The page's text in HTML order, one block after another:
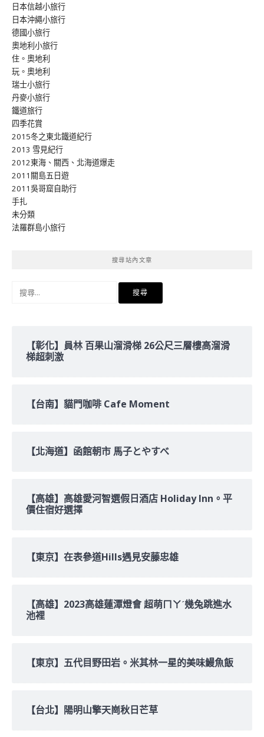
日本信越小旅行
日本沖繩小旅行
德國小旅行
奧地利小旅行
住。奧地利
玩。奧地利
瑞士小旅行
丹麥小旅行
鐵道旅行
四季花賞
2015冬之東北鐵道紀行
2013 雪見紀行
2012東海、關西、北海道爆走
2011關島五日遊
2011吳哥窟自助行
手扎
未分類
法羅群島小旅行
搜尋站內文章
【彰化】員林 百果山溜滑梯 26公尺三層樓高溜滑
梯超刺激
【台南】貓門咖啡 Cafe Moment
【北海道】函館朝市 馬子とやすべ
【高雄】高雄愛河智選假日酒店 Holiday Inn。平
價住宿好選擇
【東京】在表參道Hills遇見安藤忠雄
【高雄】2023高雄蓮潭燈會 超萌ㄇㄚˊ幾兔跳進水
池裡
【東京】五代目野田岩。米其林一星的美味鰻魚飯
【台北】陽明山擎天崗秋日芒草